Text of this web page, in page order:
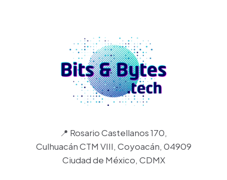
📍 Rosario Castellanos 170,
Culhuacán CTM VIII, Coyoacán, 04909
Ciudad de México, CDMX